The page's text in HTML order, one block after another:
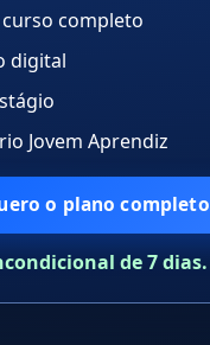
curso completo
digital
Jovem Aprendiz
o plano completo
de 7 dias.